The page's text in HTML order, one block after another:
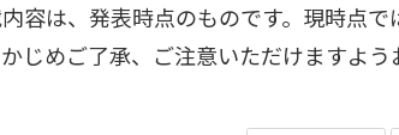
容は、発表時点のものです。現時点
じめご了承、ご注意いただけますよう